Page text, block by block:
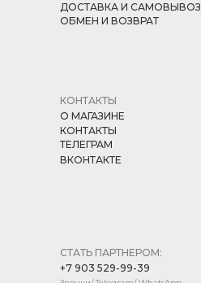
СТАТЬ ПАРТНЕРОМ:
+7 903 529-99-39
КОНТАКТЫ
О МАГАЗИНЕ
КОНТАКТЫ
ТЕЛЕГРАМ
ВКОНТАКТЕ
ДОСТАВКА И САМОВЫВОЗ
ОБМЕН И ВОЗВРАТ